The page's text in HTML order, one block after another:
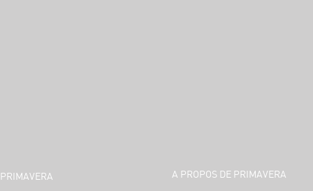
PRIMAVERA
A PROPOS DE PRIMAVERA